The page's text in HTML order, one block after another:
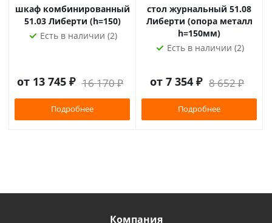
шкаф комбинированный
51.03 Либерти (h=150)
Есть в наличии (2)
от 13 745 ₽ 16 170 ₽
Подробнее
стол журнальный 51.08
Либерти (опора металл
h=150мм)
Есть в наличии (2)
от 7 354 ₽ 8 652 ₽
Подробнее
Компания